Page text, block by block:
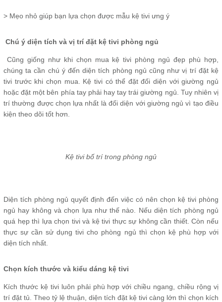
> Mẹo nhỏ giúp bạn lựa chọn được mẫu kệ tivi ưng ý
Chú ý diện tích và vị trí đặt kệ tivi phòng ngủ
Cũng giống như khi chọn mua kệ tivi phòng ngủ đẹp phù hợp,
chúng ta cần chú ý đến diện tích phòng ngủ cũng như vị trí đặt kệ
tivi trước khi chọn mua. Kệ tivi có thể đặt đối diện với giường ngủ
hoặc đặt một bên phía tay phải hay tay trái giường ngủ. Tuy nhiên vị
trí thường được chọn lựa nhất là đối diện với giường ngủ vì tạo điều
kiện theo dõi tốt hơn.
Kệ tivi bố trí trong phòng ngủ
Diện tích phòng ngủ quyết định đến việc có nên chọn kệ tivi phòng
ngủ hay không và chọn lựa như thế nào. Nếu diện tích phòng ngủ
quá hẹp thì lựa chọn tivi và kệ tivi thực sự không cần thiết. Còn nếu
thực sự cần sử dụng tivi cho phòng ngủ thì chọn kệ phù hợp với
diện tích nhất.
Chọn kích thước và kiểu dáng kệ tivi
Kích thước kệ tivi luôn phải phù hợp với chiều ngang, chiều rộng vị
trí đặt tủ. Theo tỷ lệ thuận, diện tích đặt kệ tivi càng lớn thì chọn kích